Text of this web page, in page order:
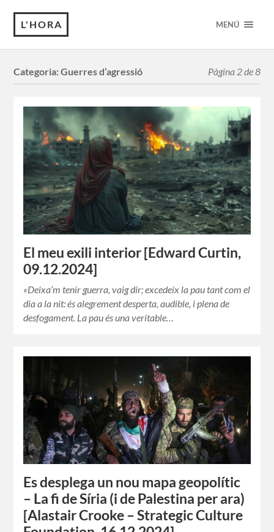
L'HORA MENÚ
Categoria:Guerres d’agressió Pàgina 2 de 8
El meu exili interior [Edward Curtin,
09.12.2024]
«Deixa’m tenir guerra, vaig dir; excedeix la pau tant com el
dia a la nit: és alegrement desperta, audible, i plena de
desfogament. La pau és una veritable…
Es desplega un nou mapa geopolític
– La fi de Síria (i de Palestina per ara)
[Alastair Crooke – Strategic Culture